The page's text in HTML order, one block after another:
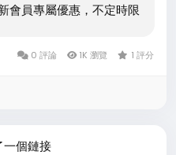
會員專屬優惠，不定時限
定活動：參加我們為 LINE
下方 QR 碼，或點擊連
0 評論 1K 瀏覽 1 評分
一個鏈接